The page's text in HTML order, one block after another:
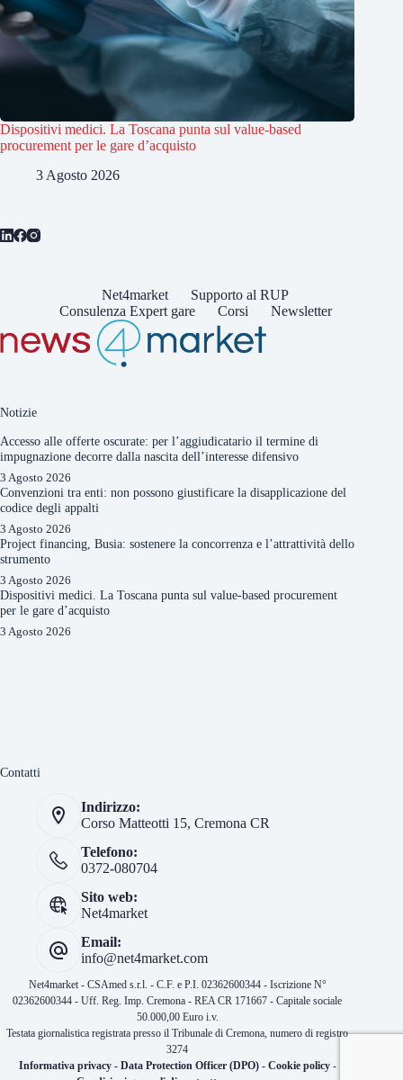
Dispositivi medici. La Toscana punta sul value-based
procurement per le gare d’acquisto
3 Agosto 2026
Net4market
Supporto al RUP
Consulenza Expert gare
Corsi Newsletter
Notizie
Accesso alle offerte oscurate: per l’aggiudicatario il termine di
impugnazione decorre dalla nascita dell’interesse difensivo
3 Agosto 2026
Convenzioni tra enti: non possono giustificare la disapplicazione del
codice degli appalti
3 Agosto 2026
Project financing, Busia: sostenere la concorrenza e l’attrattività dello
strumento
3 Agosto 2026
Dispositivi medici. La Toscana punta sul value-based procurement
per le gare d’acquisto
3 Agosto 2026
Contatti
Indirizzo:
Corso Matteotti 15, Cremona CR
Telefono:
0372-080704
Sito web:
Net4market
Email:
info@net4market.com
Net4market - CSAmed s.r.l. - C.F. e P.I. 02362600344 - Iscrizione N°
02362600344 - Uff. Reg. Imp. Cremona - REA CR 171667 - Capitale sociale
50.000,00 Euro i.v.
Testata giornalistica registrata presso il Tribunale di Cremona, numero di registro
3274
Informativa privacy- Data Protection Officer (DPO)- Cookie policy-